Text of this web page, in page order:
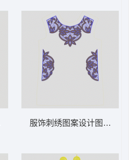
水溶满幅服饰刺绣图案设计图 水溶领